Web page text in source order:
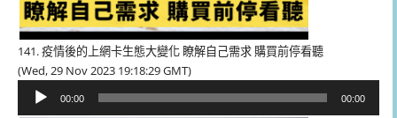
141. 疫情後的上網卡生態大變化 瞭解自己需求 購買前停看聽
(Wed, 29 Nov 2023 19:18:29 GMT)
00:00 00:00